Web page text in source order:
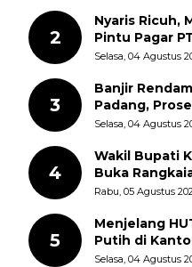
2
Nyaris Ricuh,
Pintu Pagar
Selasa, 04 Agustus
3
Banjir
Padang,
Berlangsung
Selasa, 04 Agustus
4
Wakil Bupati
Buka
Kemerdekaan
Rabu, 05 Agustus
5
Menjelang
Putih di
Disorot Warga
Selasa, 04 Agustus